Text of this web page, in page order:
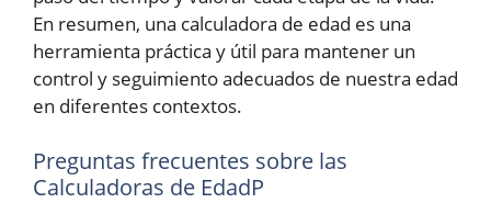
En resumen, una calculadora de edad es una
herramienta práctica y útil para mantener un
control y seguimiento adecuados de nuestra edad
en diferentes contextos.
Preguntas frecuentes sobre las
Calculadoras de EdadP